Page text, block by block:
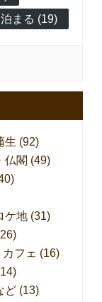
泊まる (19)
生 (92)
仏閣 (49)
ケ地 (31)
カフェ (16)
ど (13)